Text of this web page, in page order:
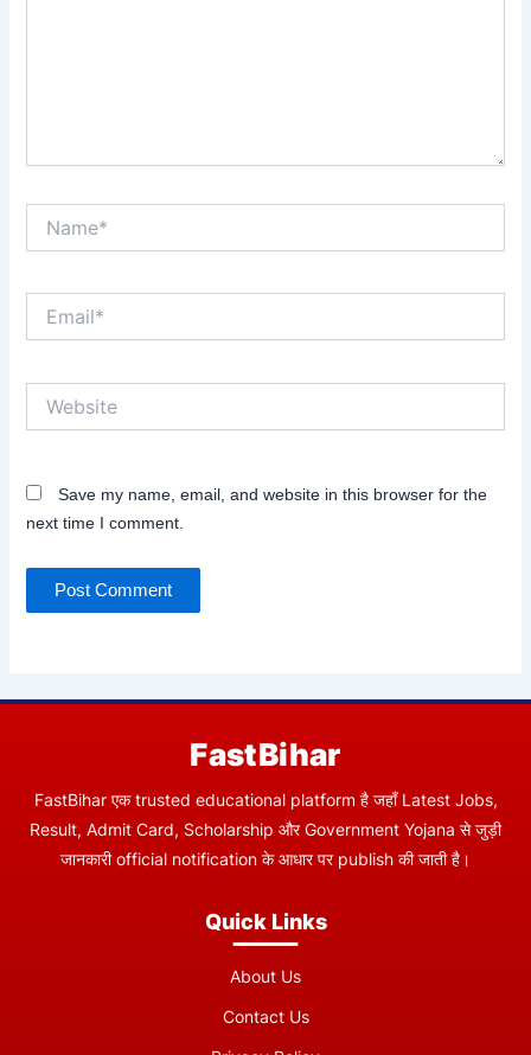
Save my name, email, and website in this browser for the
next time I comment.
FastBihar
FastBihar एक trusted educational platform है जहाँ Latest Jobs,
Result, Admit Card, Scholarship और Government Yojana से जुड़ी
जानकारी official notification के आधार पर publish की जाती है।
Quick Links
About Us
Contact Us